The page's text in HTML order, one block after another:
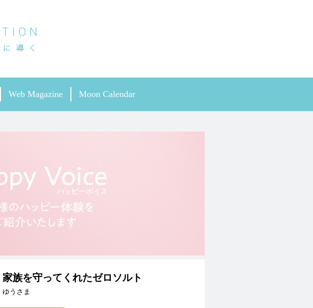
Web Magazine Moon Calendar
家族を守ってくれたゼロソルト
ゆうさま